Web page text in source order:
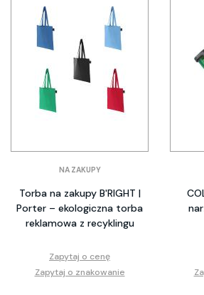
NA ZAKUPY
Torba na zakupy B'RIGHT |
Porter – ekologiczna torba
reklamowa z recyklingu
Zapytaj o cenę
Zapytaj o znakowanie